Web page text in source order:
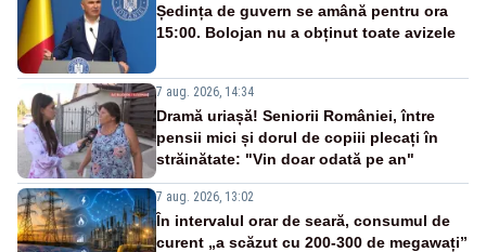
Ședința de guvern se amână pentru ora
15:00. Bolojan nu a obținut toate avizele
7 aug. 2026, 14:34
Dramă uriașă! Seniorii României, între
pensii mici și dorul de copiii plecați în
străinătate: "Vin doar odată pe an"
7 aug. 2026, 13:02
În intervalul orar de seară, consumul de
curent „a scăzut cu 200-300 de megawați”